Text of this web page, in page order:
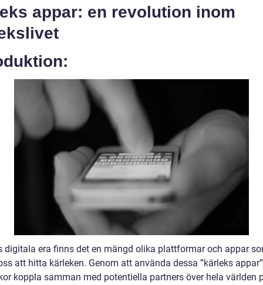
appar: en revolution inom
digitala era finns det en mängd olika plattformar och appar
att hitta kärleken. Genom att använda dessa ”kärleks
koppla samman med potentiella partners över hela världen